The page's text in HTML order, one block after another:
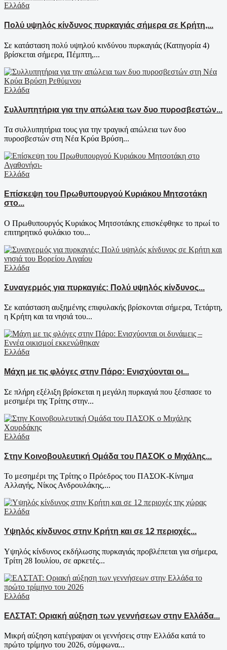
Ελλάδα
Πολύ υψηλός κίνδυνος πυρκαγιάς σήμερα σε Κρήτη,...
Σε κατάσταση πολύ υψηλού κινδύνου πυρκαγιάς (Κατηγορία 4)
βρίσκεται σήμερα, Πέμπτη,...
Ελλάδα
Συλλυπητήρια για την απώλεια των δυο πυροσβεστών...
Τα συλλυπητήρια τους για την τραγική απώλεια των δυο
πυροσβεστών στη Νέα Κρύα Βρύση...
Ελλάδα
Επίσκεψη του Πρωθυπουργού Κυριάκου Μητσοτάκη
στο...
Ο Πρωθυπουργός Κυριάκος Μητσοτάκης επισκέφθηκε το πρωί το
επιτηρητικό φυλάκιο του...
Ελλάδα
Συναγερμός για πυρκαγιές: Πολύ υψηλός κίνδυνος...
Σε κατάσταση αυξημένης επιφυλακής βρίσκονται σήμερα, Τετάρτη,
η Κρήτη και τα νησιά του...
Ελλάδα
Μάχη με τις φλόγες στην Πάρο: Ενισχύονται οι...
Σε πλήρη εξέλιξη βρίσκεται η μεγάλη πυρκαγιά που ξέσπασε το
μεσημέρι της Τρίτης στην...
Ελλάδα
Στην Κοινοβουλευτική Ομάδα του ΠΑΣΟΚ ο Μιχάλης...
Το μεσημέρι της Τρίτης ο Πρόεδρος του ΠΑΣΟΚ-Κίνημα
Αλλαγής, Νίκος Ανδρουλάκης,...
Ελλάδα
Υψηλός κίνδυνος στην Κρήτη και σε 12 περιοχές...
Υψηλός κίνδυνος εκδήλωσης πυρκαγιάς προβλέπεται για σήμερα,
Τρίτη 28 Ιουλίου, σε αρκετές...
Ελλάδα
ΕΛΣΤΑΤ: Οριακή αύξηση των γεννήσεων στην Ελλάδα...
Μικρή αύξηση κατέγραψαν οι γεννήσεις στην Ελλάδα κατά το
πρώτο τρίμηνο του 2026, σύμφωνα...